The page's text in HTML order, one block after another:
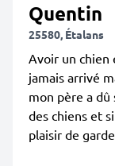
Quentin
25580, Étalans
Avoir un chien
jamais arrivé
mon père a dû
des chiens et
plaisir de